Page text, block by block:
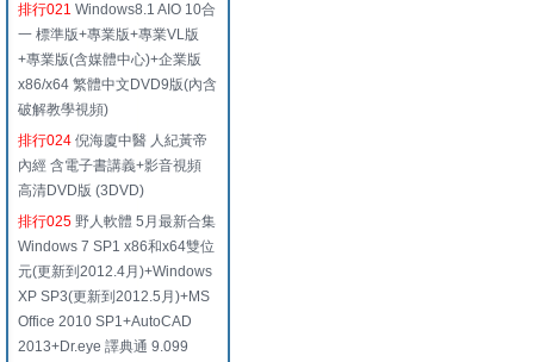
排行021 Windows8.1 AIO 10合
一 標準版+專業版+專業VL版
+專業版(含媒體中心)+企業版
x86/x64 繁體中文DVD9版(內含
破解教學視頻)
排行024 倪海廈中醫 人紀黃帝
內經 含電子書講義+影音視頻
高清DVD版 (3DVD)
排行025 野人軟體 5月最新合集
Windows 7 SP1 x86和x64雙位
元(更新到2012.4月)+Windows
XP SP3(更新到2012.5月)+MS
Office 2010 SP1+AutoCAD
2013+Dr.eye 譯典通 9.099